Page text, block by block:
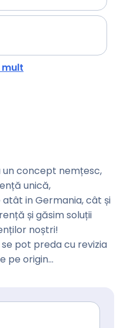
mult
un concept nemțesc,
unică,
in Germania, cât și
și găsim soluții
noștri!
se pot preda cu revizia
pe origin...